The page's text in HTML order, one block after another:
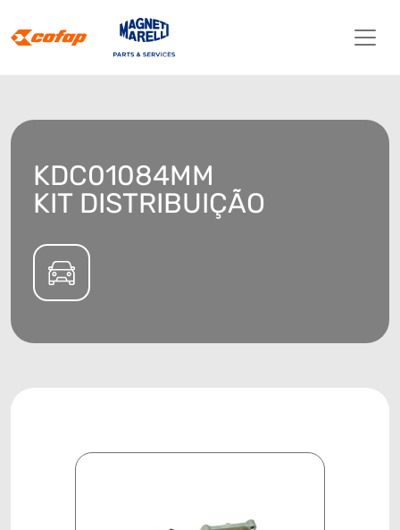
KDC01084MM
KIT DISTRIBUIÇÃO